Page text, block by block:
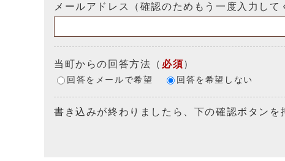
メールアドレス（確認のためもう一度入力して
当町からの回答方法 （ 必須）
回答をメールで希望 回答を希望しない
書き込みが終わりましたら、下の確認ボタンを